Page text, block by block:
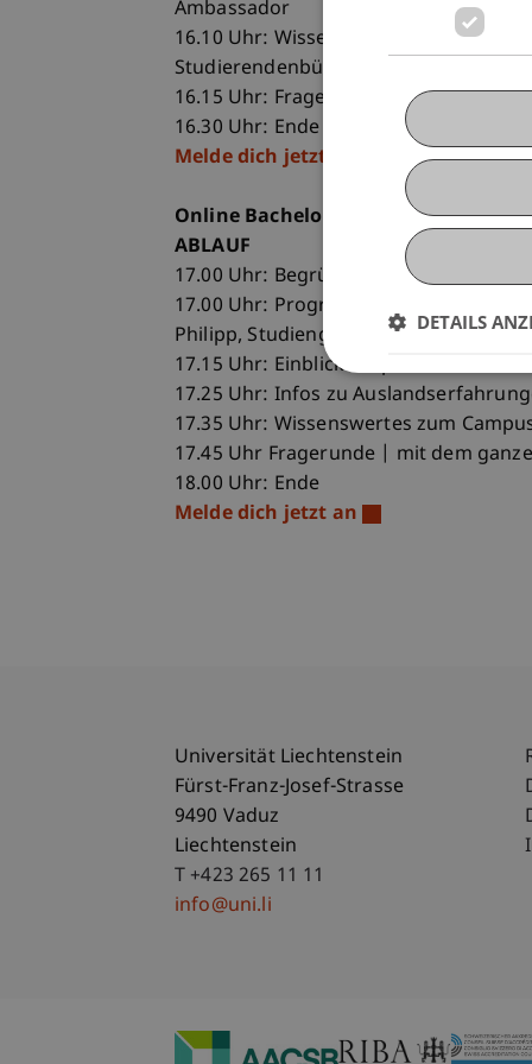
Ambassador
16.10 Uhr: Wissenswertes zum
Studierendenbüro
16.15 Uhr: Fragerunde | mit dem
16.30 Uhr: Ende
Melde dich jetzt an
Online Bachelor Infoabend
ABLAUF
17.00 Uhr: Begrüssung und Überblick
17.00 Uhr: Programmpräsentation
Philipp, Studiengangsmanagerin
17.15 Uhr: Einblick in spannende Orte
17.25 Uhr: Infos zu
17.35 Uhr: Wissenswertes zum
17.45 Uhr Fragerunde | mit dem
18.00 Uhr: Ende
Melde dich jetzt an
Universität Liechtenstein
Fürst-Franz-Josef-Strasse
9490 Vaduz
Liechtenstein
T +423 265 11 11
info@uni.li
DETAILS